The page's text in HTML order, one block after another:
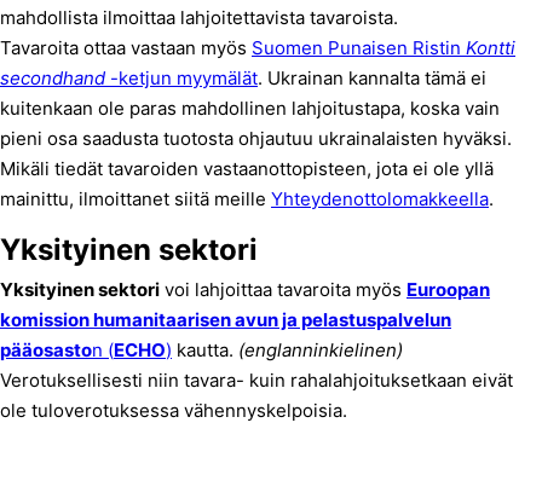
mahdollista ilmoittaa lahjoitettavista tavaroista.
Tavaroita ottaa vastaan myös Suomen Punaisen Ristin Kontti
secondhand -ketjun myymälät. Ukrainan kannalta tämä ei
kuitenkaan ole paras mahdollinen lahjoitustapa, koska vain
pieni osa saadusta tuotosta ohjautuu ukrainalaisten hyväksi.
Mikäli tiedät tavaroiden vastaanottopisteen, jota ei ole yllä
mainittu, ilmoittanet siitä meille Yhteydenottolomakkeella.
Yksityinen sektori
Yksityinen sektori voi lahjoittaa tavaroita myös Euroopan
komission humanitaarisen avun ja pelastuspalvelun
pääosaston (ECHO) kautta. (englanninkielinen)
Verotuksellisesti niin tavara- kuin rahalahjoituksetkaan eivät
ole tuloverotuksessa vähennyskelpoisia.